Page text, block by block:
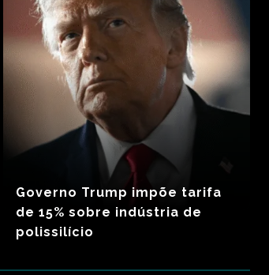
Governo Trump impõe tarifa
de 15% sobre indústria de
polissilício